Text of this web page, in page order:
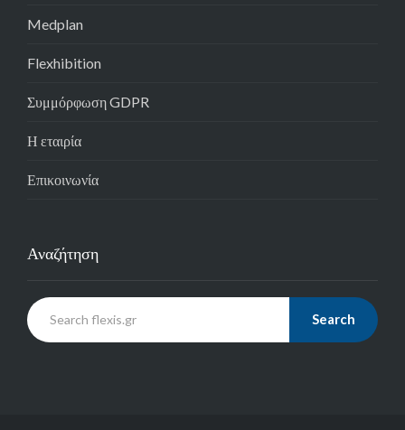
Medplan
Flexhibition
Συμμόρφωση GDPR
Η εταιρία
Επικοινωνία
Αναζήτηση
Search